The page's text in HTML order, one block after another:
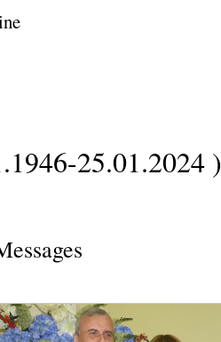
25.01.2024 )